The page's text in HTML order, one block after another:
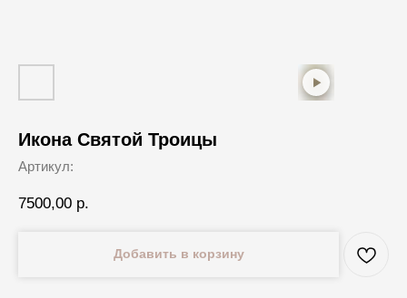
Икона Святой Троицы
Артикул:
7500,00 р.
Добавить в корзину